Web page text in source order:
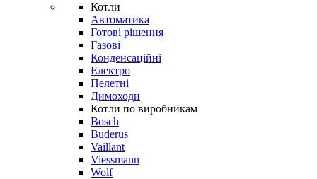
Котли
Автоматика
Готові рішення
Газові
Конденсаційні
Електро
Пелетні
Димоходи
Котли по виробникам
Bosch
Buderus
Vaillant
Viessmann
Wolf